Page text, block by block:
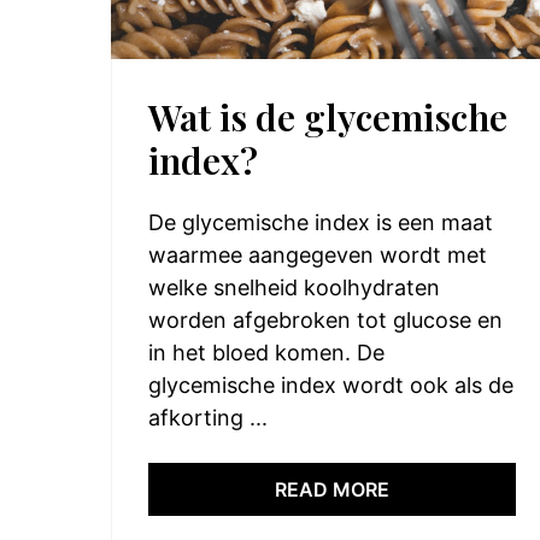
Wat is de glycemische
index?
De glycemische index is een maat
waarmee aangegeven wordt met
welke snelheid koolhydraten
worden afgebroken tot glucose en
in het bloed komen. De
glycemische index wordt ook als de
afkorting ...
READ MORE